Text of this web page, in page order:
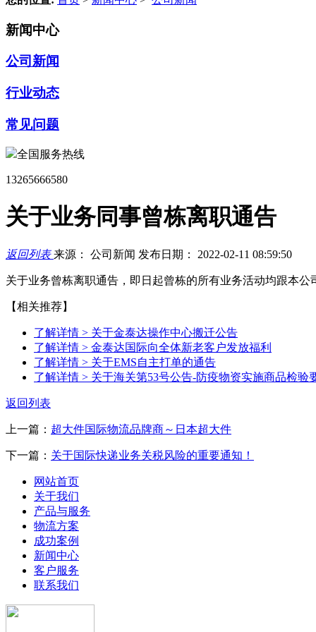
新闻中心
公司新闻
行业动态
常见问题
全国服务热线
13265666580
关于业务同事曾栋离职通告
返回列表来源： 公司新闻 发布日期： 2022-02-11 08:59:50
关于业务曾栋离职通告，即日起曾栋的所有业务活动均跟本公
【相关推荐】
了解详情 > 关于金泰达操作中心搬迁公告
了解详情 > 金泰达国际向全体新老客户发放福利
了解详情 > 关于EMS自主打单的通告
了解详情 > 关于海关第53号公告-防疫物资实施商品检验
返回列表
上一篇： 超大件国际物流品牌商～日本超大件
下一篇： 关于国际快递业务关税风险的重要通知！
网站首页
关于我们
产品与服务
物流方案
成功案例
新闻中心
客户服务
联系我们